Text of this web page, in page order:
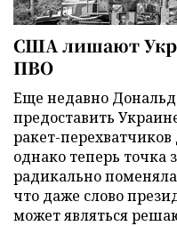
США лишают
ПВО
Еще недавно
предоставить
ракет-
однако теперь точка
радикально
что даже слово
может являться